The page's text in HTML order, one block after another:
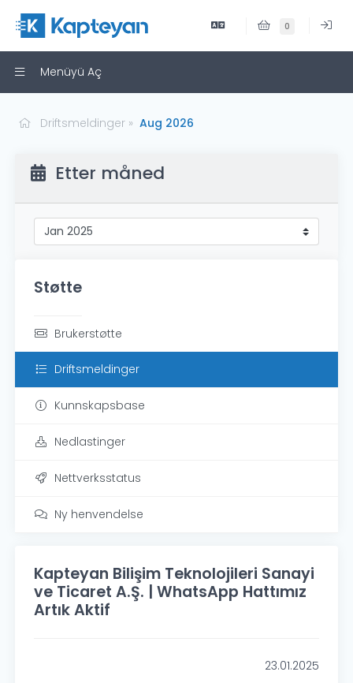
0
Menüyü Aç
Driftsmeldinger Aug 2026
Etter måned
Støtte
Brukerstøtte
Driftsmeldinger
Kunnskapsbase
Nedlastinger
Nettverksstatus
Ny henvendelse
Kapteyan Bilişim Teknolojileri Sanayi
ve Ticaret A.Ş. | WhatsApp Hattımız
Artık Aktif
23.01.2025